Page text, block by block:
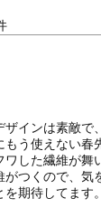
インは素敵で
う使えない春
した繊維が舞
つくので、気
期待してます。